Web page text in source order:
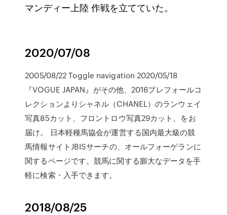
マンディー上陸 作戦を立てていた。
2020/07/08
2005/08/22 Toggle navigation 2020/05/18
『VOGUE JAPAN』がその他、2016プレフォールコ
レクションよりシャネル（CHANEL）のランウェイ
写真85カット、フロントロウ写真29カット、をお
届け。 日本軽種馬協会が運営する国内最大級の競
馬情報サイトJBISサーチの、オールフォーゲランに
関するページです。競馬に関する膨大なデータを手
軽に検索・入手できます。
2018/08/25